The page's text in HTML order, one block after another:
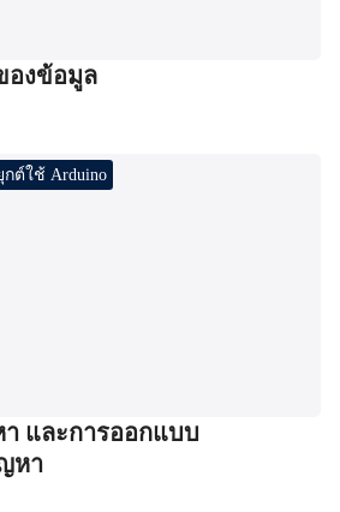
องข้อมูล
ต์ใช้ Arduino
และการออกแบบ
หา